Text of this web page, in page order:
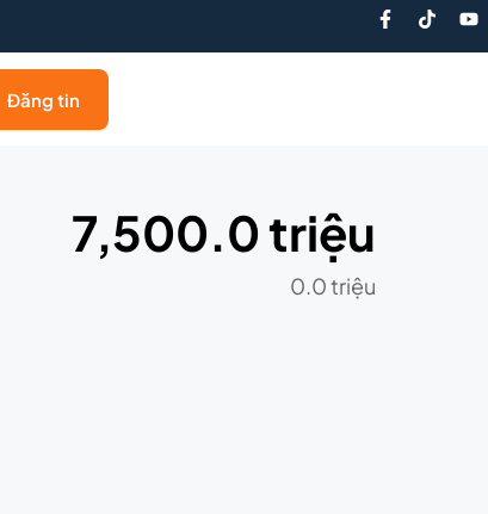
Đăng tin
7,500.0 triệu
0.0 triệu